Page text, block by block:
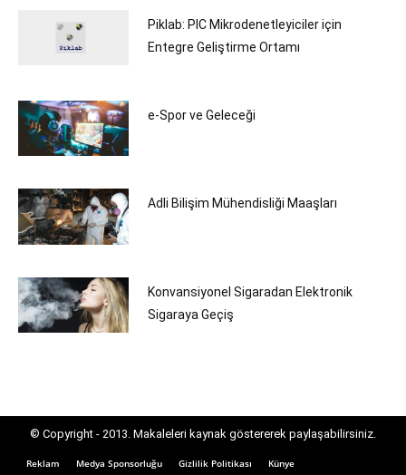
Piklab: PIC Mikrodenetleyiciler için
Entegre Geliştirme Ortamı
e-Spor ve Geleceği
Adli Bilişim Mühendisliği Maaşları
Konvansiyonel Sigaradan Elektronik
Sigaraya Geçiş
© Copyright - 2013. Makaleleri kaynak göstererek paylaşabilirsiniz.
Reklam Medya Sponsorluğu Gizlilik Politikası Künye